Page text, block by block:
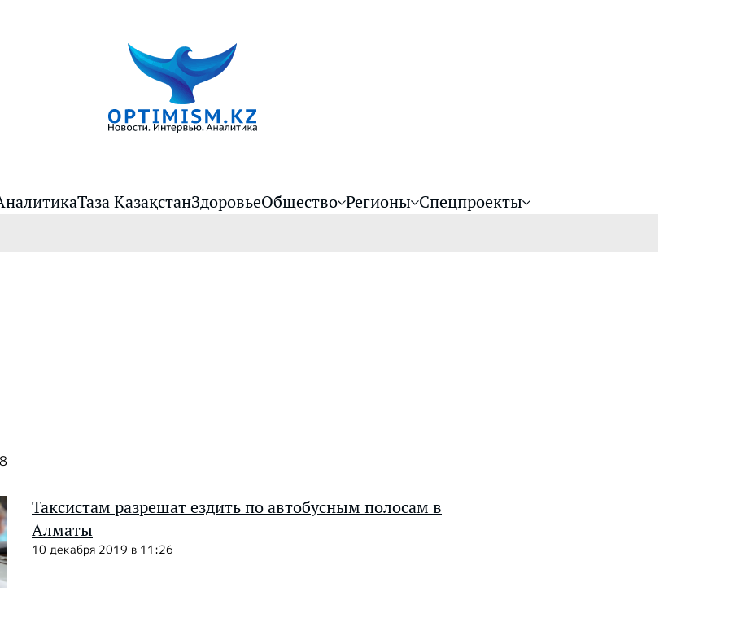
Таза ҚазақстанЗдоровьеОбщество Регионы Спецпроекты
Таксистам разрешат ездить по автобусным полосам в
Алматы
10 декабря 2019 в 11:26